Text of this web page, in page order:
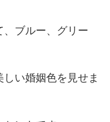
ブルー、グリー
い婚姻色を見せま